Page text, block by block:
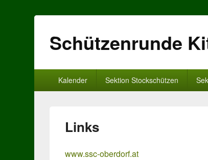
Schützenrunde
Kalender Sektion Stockschützen
Links
www.ssc-oberdorf.at